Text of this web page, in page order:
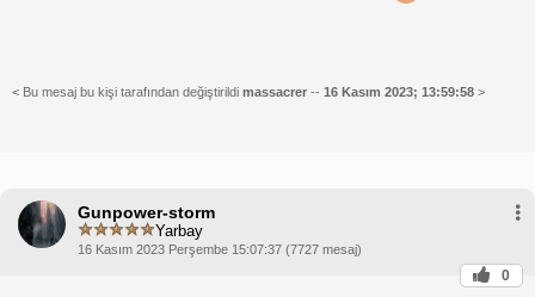
< Bu mesaj bu kişi tarafından değiştirildi massacrer -- 16 Kasım 2023; 13:59:58 >
Gunpower-storm
Yarbay
16 Kasım 2023 Perşembe 15:07:37 (7727 mesaj)
0